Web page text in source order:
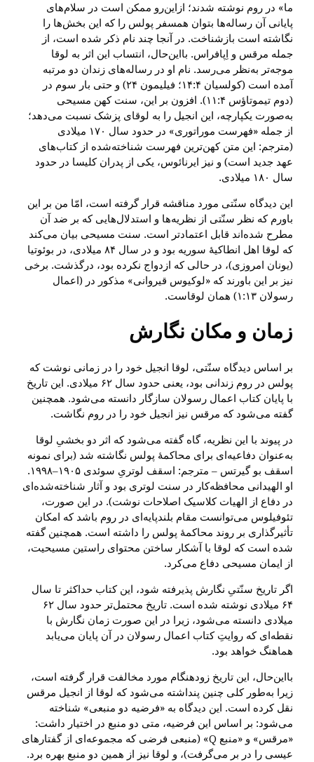
ما» در روم نوشته شدند؛ ازاین‌رو ممکن است در سلام‌های
پایانی آن رساله‌ها بتوان همسفر پولس را که این بخش‌ها را
نگاشته است بازشناخت. در آنجا چند نام ذکر شده است، از
جمله مرقس و اِپافراس. بااین‌حال، انتساب این اثر به لوقا
موجه‌تر به‌نظر می‌رسد. نام او در رساله‌های زندان دو مرتبه
آمده است (کولسیان ۱۴:۴؛ فیلیمون ۲۴) و حتی بار سوم در
(دوم تیموتاؤس ۱۱:۴). افزون بر این، سنت کهن مسیحی
به‌صورت یکپارچه، این انجیل را به لوقای پزشک نسبت می‌دهد؛
از جمله «فهرست موراتوری» در حدود سال ۱۷۰ میلادی
(مترجم: این متن کهن‌ترین فهرست شناخته‌شده از کتاب‌های
عهد جدید است) و نیز ایرنائوس، یکی از پدران کلیسا در حدود
سال ۱۸۰ میلادی.
این دیدگاه سنّتی مورد مناقشه قرار گرفته است، امّا من بر این
باورم که نظر سنّتی از نظریه‌ها و استدلال‌هایی که بر ضد آن
مطرح شده‌اند قابل اعتمادتر است. سنت مسیحی بیان می‌کند
که لوقا اهل انطاکیهٔ سوریه بود و در سال ۸۴ میلادی، در بوئوتیا
(یونان امروزی)، در حالی که ازدواج نکرده بود، درگذشت. برخی
نیز بر این باورند که «لوکیوس قیروانی» مذکور در (اعمال
رسولان ۱:۱۳) همان لوقاست.
زمان و مکان نگارش
بر اساس دیدگاه سنّتی، لوقا انجیل خود را در زمانی نوشت که
پولس در روم زندانی بود، یعنی حدود سال ۶۲ میلادی. این تاریخ
با پایان کتاب اعمال رسولان سازگار دانسته می‌شود. همچنین
گفته می‌شود که مرقس نیز انجیل خود را در روم نگاشت.
در پیوند با این نظریه، گاه گفته می‌شود که اثر دو بخشیِ لوقا
به‌عنوان دفاعیه‌ای برای محاکمهٔ پولس نگاشته شد (برای نمونه
اسقف بو گیرتس – مترجم: اسقف لوتریِ سوئدی ۱۹۰۵–۱۹۹۸.
او الهیدانی محافظه‌کار در سنت لوتری بود و آثار شناخته‌شده‌ای
در دفاع از الهیات کلاسیک اصلاحات نوشت). در این صورت،
تئوفیلوس می‌توانست مقام بلندپایه‌ای در روم باشد که امکان
تأثیرگذاری بر روند محاکمهٔ پولس را داشته است. همچنین گفته
شده است که لوقا با آشکار ساختن محتوای راستین مسیحیت،
از ایمان مسیحی دفاع می‌کرد.
اگر تاریخ سنّتیِ نگارش پذیرفته شود، این کتاب حداکثر تا سال
۶۴ میلادی نوشته شده است. تاریخ محتمل‌تر حدود سال ۶۲
میلادی دانسته می‌شود، زیرا در این صورت زمان نگارش با
نقطه‌ای که روایتِ کتاب اعمال رسولان در آن پایان می‌یابد
هماهنگ خواهد بود.
بااین‌حال، این تاریخ زودهنگام مورد مخالفت قرار گرفته است،
زیرا به‌طور کلی چنین پنداشته می‌شود که لوقا از انجیل مرقس
نقل کرده است. این دیدگاه به «فرضیه دو منبعی» شناخته
می‌شود: بر اساس این فرضیه، متی دو منبع در اختیار داشت:
«مرقس» و «منبع Q» (منبعی فرضی که مجموعه‌ای از گفتارهای
عیسی را در بر می‌گرفت)، و لوقا نیز از همین دو منبع بهره برد.